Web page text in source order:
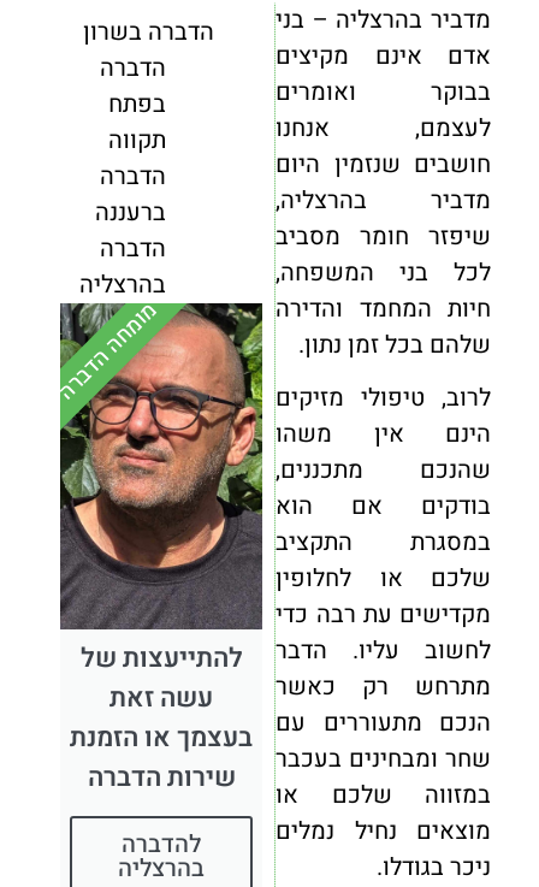
מדביר בהרצליה – בני
אדם אינם מקיצים
בבוקר ואומרים
לעצמם, אנחנו
חושבים שנזמין היום
מדביר בהרצליה,
שיפזר חומר מסביב
לכל בני המשפחה,
חיות המחמד והדירה
שלהם בכל זמן נתון.
לרוב, טיפולי מזיקים
הינם אין משהו
שהנכם מתכננים,
בודקים אם הוא
במסגרת התקציב
שלכם או לחלופין
מקדישים עת רבה כדי
לחשוב עליו. הדבר
מתרחש רק כאשר
הנכם מתעוררים עם
שחר ומבחינים בעכבר
במזווה שלכם או
מוצאים נחיל נמלים
ניכר בגודלו.
הדברה בשרון
הדברה
בפתח
תקווה
הדברה
ברעננה
הדברה
בהרצליה
להתייעצות של
עשה זאת
בעצמך או הזמנת
שירות הדברה
להדברה
בהרצליה
מומחה הדברה